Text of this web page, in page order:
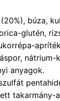
búza,
glutén,
nátrium-
anyagok.
takarmány-